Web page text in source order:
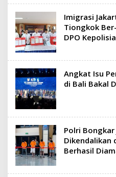
Imigrasi
Tiongkok
DPO
Angkat Isu
di Bali Bakal
Polri
Dikendalikan
Berhasil